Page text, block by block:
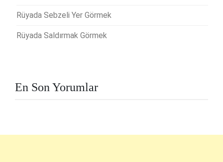
Rüyada Sebzeli Yer Görmek
Rüyada Saldırmak Görmek
En Son Yorumlar